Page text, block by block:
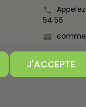

54 56

J'ACCEPTE